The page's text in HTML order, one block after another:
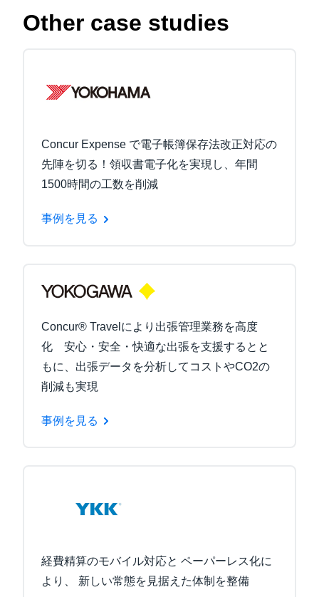
Other case studies
Concur Expense で電子帳簿保存法改正対応の
先陣を切る！領収書電子化を実現し、年間
1500時間の工数を削減
事例を見る
Concur® Travelにより出張管理業務を高度
化 安心・安全・快適な出張を支援するとと
もに、出張データを分析してコストやCO2の
削減も実現
事例を見る
経費精算のモバイル対応と ペーパーレス化に
より、 新しい常態を見据えた体制を整備